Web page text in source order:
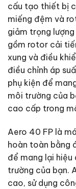
cấu tạo thiết bị
miếng đệm và
giảm trọng
gồm rotor cải
xung và điều
điều chỉnh áp
phụ kiện để
môi trường của
cao cấp trong
Aero 40 FP là
hoàn toàn bằng
để mang lại
trường của bạn.
cao, sử dụng